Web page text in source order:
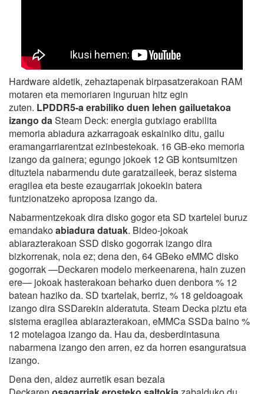
Hardware aldetik, zehaztapenak birpasatzerakoan RAM
motaren eta memoriaren inguruan hitz egin
zuten. LPDDR5-a erabiliko duen lehen gailuetakoa
izango da Steam Deck: energia gutxiago erabilita
memoria abiadura azkarragoak eskainiko ditu, gailu
eramangarriarentzat ezinbestekoak. 16 GB-eko memoria
izango da gainera; egungo jokoek 12 GB kontsumitzen
dituztela nabarmendu dute garatzaileek, beraz sistema
eragilea eta beste ezaugarriak jokoekin batera
funtzionatzeko aproposa izango da.
Nabarmentzekoak dira disko gogor eta SD txartelei buruz
emandakoabiadura datuak. Bideo-jokoak
abiarazterakoan SSD disko gogorrak izango dira
bizkorrenak, nola ez; dena den, 64 GBeko eMMC disko
gogorrak —Deckaren modelo merkeenarena, hain zuzen
ere— jokoak hasterakoan beharko duen denbora % 12
batean haziko da. SD txartelak, berriz, % 18 geldoagoak
izango dira SSDarekin alderatuta. Steam Decka piztu eta
sistema eragilea abiarazterakoan, eMMCa SSDa baino %
12 motelagoa izango da. Hau da, desberdintasuna
nabarmena izango den arren, ez da horren esanguratsua
izango.
Dena den, aldez aurretik esan bezala